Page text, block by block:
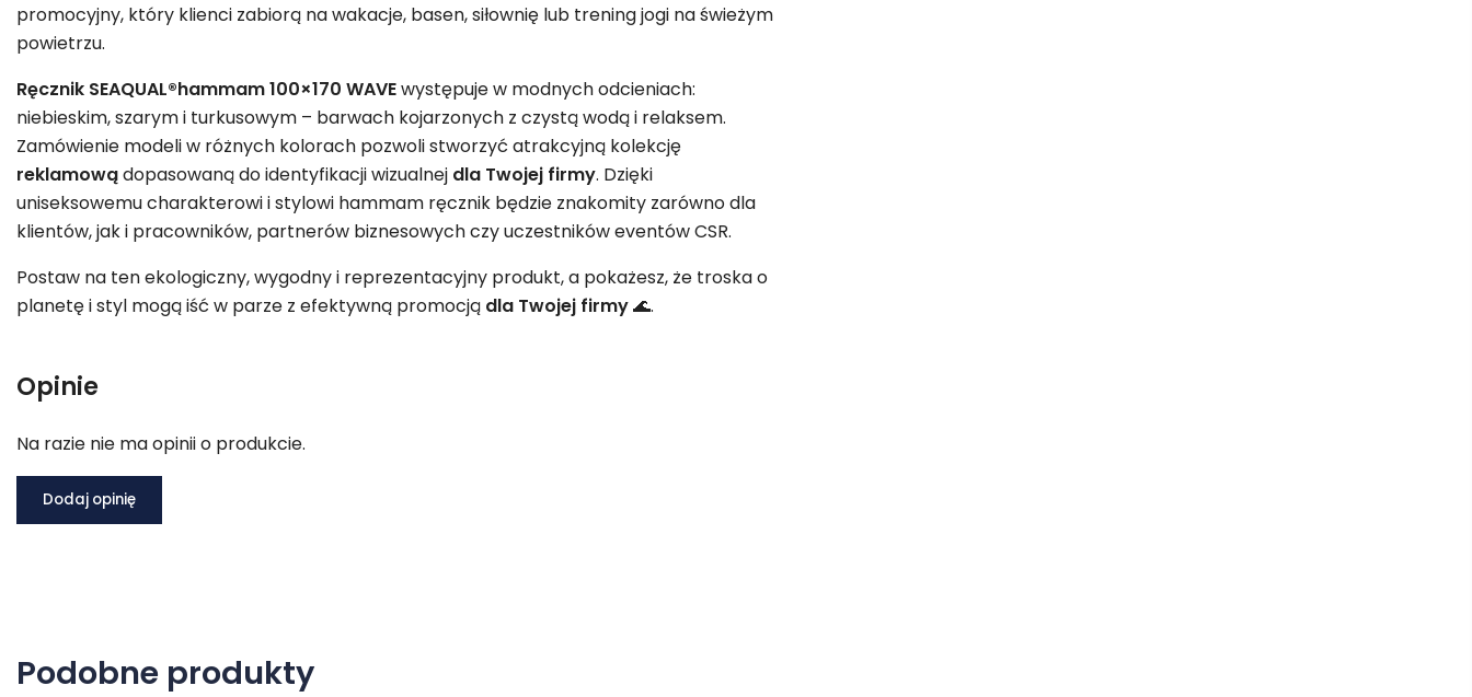
promocyjny, który klienci zabiorą na wakacje, basen, siłownię lub trening jogi na świeżym
powietrzu.
Ręcznik SEAQUAL®hammam 100×170 WAVEwystępuje w modnych odcieniach:
niebieskim, szarym i turkusowym – barwach kojarzonych z czystą wodą i relaksem.
Zamówienie modeli w różnych kolorach pozwoli stworzyć atrakcyjną kolekcję
reklamowądopasowaną do identyfikacji wizualnej dla Twojej firmy. Dzięki
uniseksowemu charakterowi i stylowi hammam ręcznik będzie znakomity zarówno dla
klientów, jak i pracowników, partnerów biznesowych czy uczestników eventów CSR.
Postaw na ten ekologiczny, wygodny i reprezentacyjny produkt, a pokażesz, że troska o
planetę i styl mogą iść w parze z efektywną promocją dla Twojej firmy🌊.
Opinie
Na razie nie ma opinii o produkcie.
Dodaj opinię
Podobne produkty